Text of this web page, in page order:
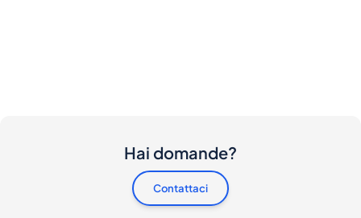
Hai domande?
Contattaci